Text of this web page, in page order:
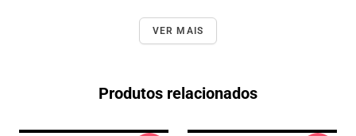
VER MAIS
Produtos relacionados